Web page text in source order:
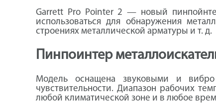
Garrett Pro Pointer 2 — новый
использоваться для обнаружения
строениях металлической арматуры и т. д.
Пинпоинтер
Модель оснащена звуковыми и вибро
чувствительности. Диапазон рабочих
любой климатической зоне и в любое